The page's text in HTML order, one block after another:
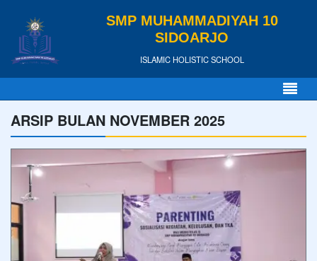
SMP MUHAMMADIYAH 10
SIDOARJO
ISLAMIC HOLISTIC SCHOOL
ARSIP BULAN NOVEMBER 2025